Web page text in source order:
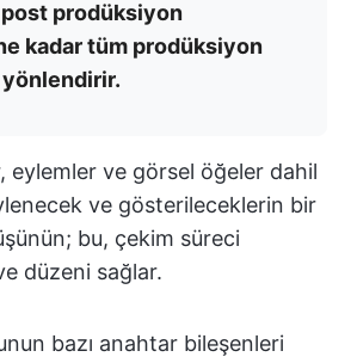
post prodüksiyon
kadar tüm prodüksiyon
yönlendirir.
eylemler ve görsel öğeler dahil
ve gösterileceklerin bir
bu, çekim süreci
düzeni sağlar.
bazı anahtar bileşenleri